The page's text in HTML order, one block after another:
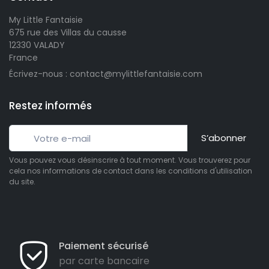
My Little Fantaisie
675 rue des Villas du causse
12330 VALADY
France
Écrivez-nous : contact@mylittlefantaisie.com
Restez informés
S’abonner
Vous pouvez vous désinscrire à tout moment. Vous trouverez pour
cela nos informations de contact dans les conditions d'utilisation
du site.
Paiement sécurisé
par carte bancaire